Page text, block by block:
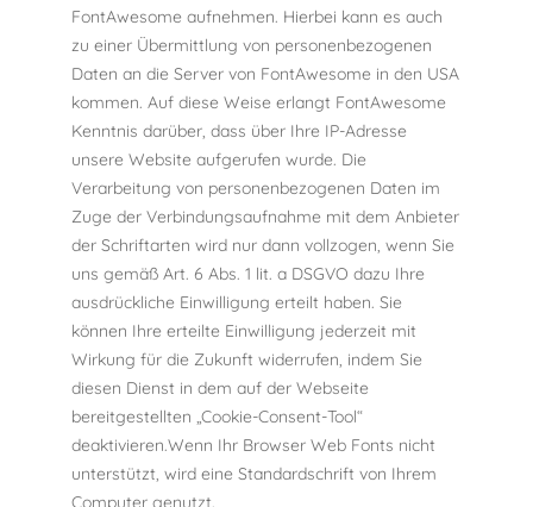
FontAwesome aufnehmen. Hierbei kann es auch
zu einer Übermittlung von personenbezogenen
Daten an die Server von FontAwesome in den USA
kommen. Auf diese Weise erlangt FontAwesome
Kenntnis darüber, dass über Ihre IP-Adresse
unsere Website aufgerufen wurde. Die
Verarbeitung von personenbezogenen Daten im
Zuge der Verbindungsaufnahme mit dem Anbieter
der Schriftarten wird nur dann vollzogen, wenn Sie
uns gemäß Art. 6 Abs. 1 lit. a DSGVO dazu Ihre
ausdrückliche Einwilligung erteilt haben. Sie
können Ihre erteilte Einwilligung jederzeit mit
Wirkung für die Zukunft widerrufen, indem Sie
diesen Dienst in dem auf der Webseite
bereitgestellten „Cookie-Consent-Tool“
deaktivieren.Wenn Ihr Browser Web Fonts nicht
unterstützt, wird eine Standardschrift von Ihrem
Computer genutzt.